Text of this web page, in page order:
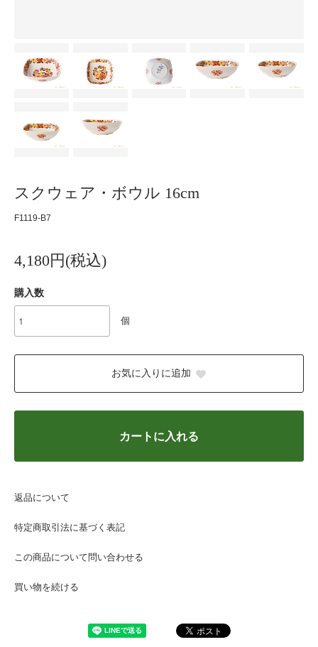
スクウェア・ボウル 16cm
F1119-B7
4,180円(税込)
購入数
個
お気に入りに追加
カートに入れる
返品について
特定商取引法に基づく表記
この商品について問い合わせる
買い物を続ける